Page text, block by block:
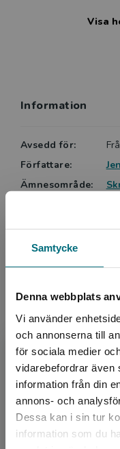
Samtycke
Denna webbplats
Vi använder
och annonserna till
för sociala medier
vidarebefordrar även
information från din
annons- och
Dessa kan i sin tur
information som du
Det verkar som
övernaturliga ärVisa
Information
Avsedd för:
Författare:
Ämnesområde:
LIX:
ISBN:
Artikelnummer:
Upplaga: